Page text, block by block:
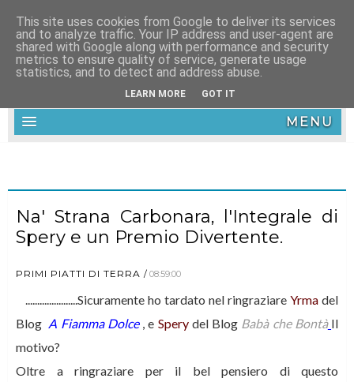
MENU
Na' Strana Carbonara, l'Integrale di
Spery e un Premio Divertente.
PRIMI PIATTI DI TERRA 08:59:00
......................Sicuramente ho tardato nel ringraziare Yrma del
Blog A Fiamma Dolce, e Sperydel Blog Babà che Bontà Il
motivo?
Oltre a ringraziare per il bel pensiero di questo
This site uses cookies from Google to deliver its services
and to analyze traffic. Your IP address and user-agent are
shared with Google along with performance and security
metrics to ensure quality of service, generate usage
statistics, and to detect and address abuse.
LEARN MORE GOT IT